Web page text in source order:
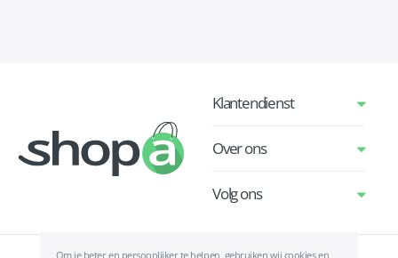
Om je beter en persoonlijker te helpen, gebruiken wij cookies en
Klantendienst
Over ons
Volg ons